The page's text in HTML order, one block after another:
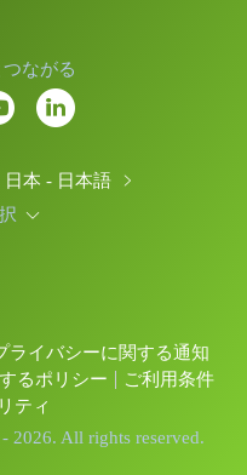
ながる
日本 - 日本語
ライバシーに関する通知
るポリシー
ご利用条件
ティ
2026. All rights reserved.